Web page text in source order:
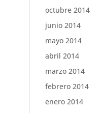
octubre 2014
junio 2014
mayo 2014
abril 2014
marzo 2014
febrero 2014
enero 2014